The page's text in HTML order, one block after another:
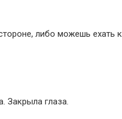
либо можешь ехать к
Закрыла глаза.